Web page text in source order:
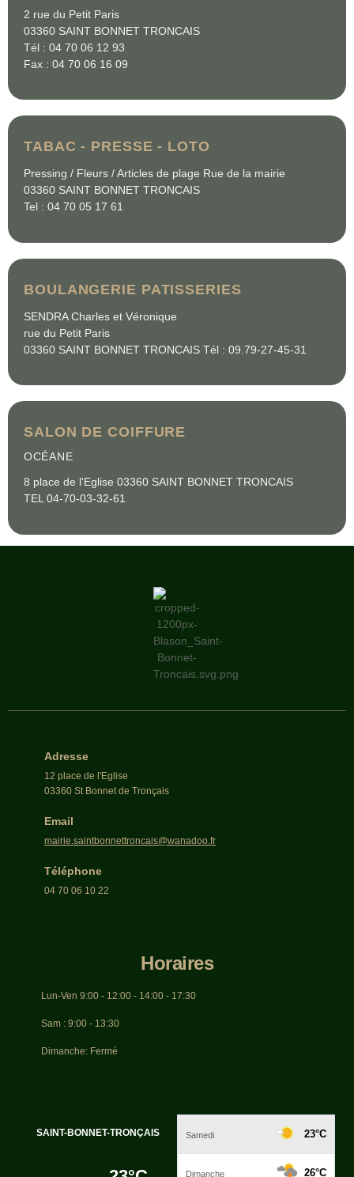
2 rue du Petit Paris
03360 SAINT BONNET TRONCAIS
Tél : 04 70 06 12 93
Fax : 04 70 06 16 09
TABAC - PRESSE - LOTO
Pressing / Fleurs / Articles de plage Rue de la mairie
03360 SAINT BONNET TRONCAIS
Tel : 04 70 05 17 61
BOULANGERIE PATISSERIES
SENDRA Charles et Véronique
rue du Petit Paris
03360 SAINT BONNET TRONCAIS Tél : 09.79-27-45-31
SALON DE COIFFURE
OCÉANE
8 place de l'Eglise 03360 SAINT BONNET TRONCAIS
TEL 04-70-03-32-61
Adresse
12 place de l'Eglise
03360 St Bonnet de Tronçais
Email
mairie.saintbonnettroncais@wanadoo.fr
Téléphone
04 70 06 10 22
Horaires
Lun-Ven 9:00 - 12:00 - 14:00 - 17:30
Sam : 9:00 - 13:30
Dimanche: Fermé